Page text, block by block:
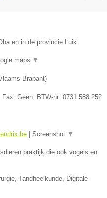
en in de provincie Luik.
maps ▼
Brabant)
Fax: Geen, BTW-nr: 0731.588.252
Screenshot ▼
praktijk die ook vogels en
Tandheelkunde, Digitale